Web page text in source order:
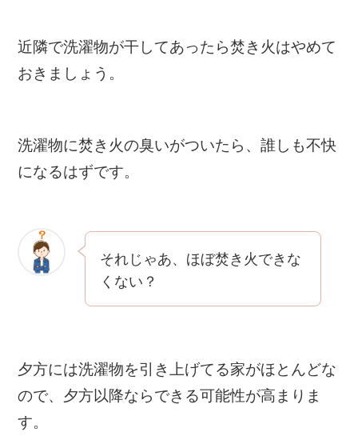
近隣で洗濯物が干してあったら焚き火はやめて
おきましょう。
洗濯物に焚き火の臭いがついたら、誰しも不快
になるはずです。
それじゃあ、ほぼ焚き火できな
くない？
夕方には洗濯物を引き上げてる家がほとんどな
ので、夕方以降ならできる可能性が高まりま
す。